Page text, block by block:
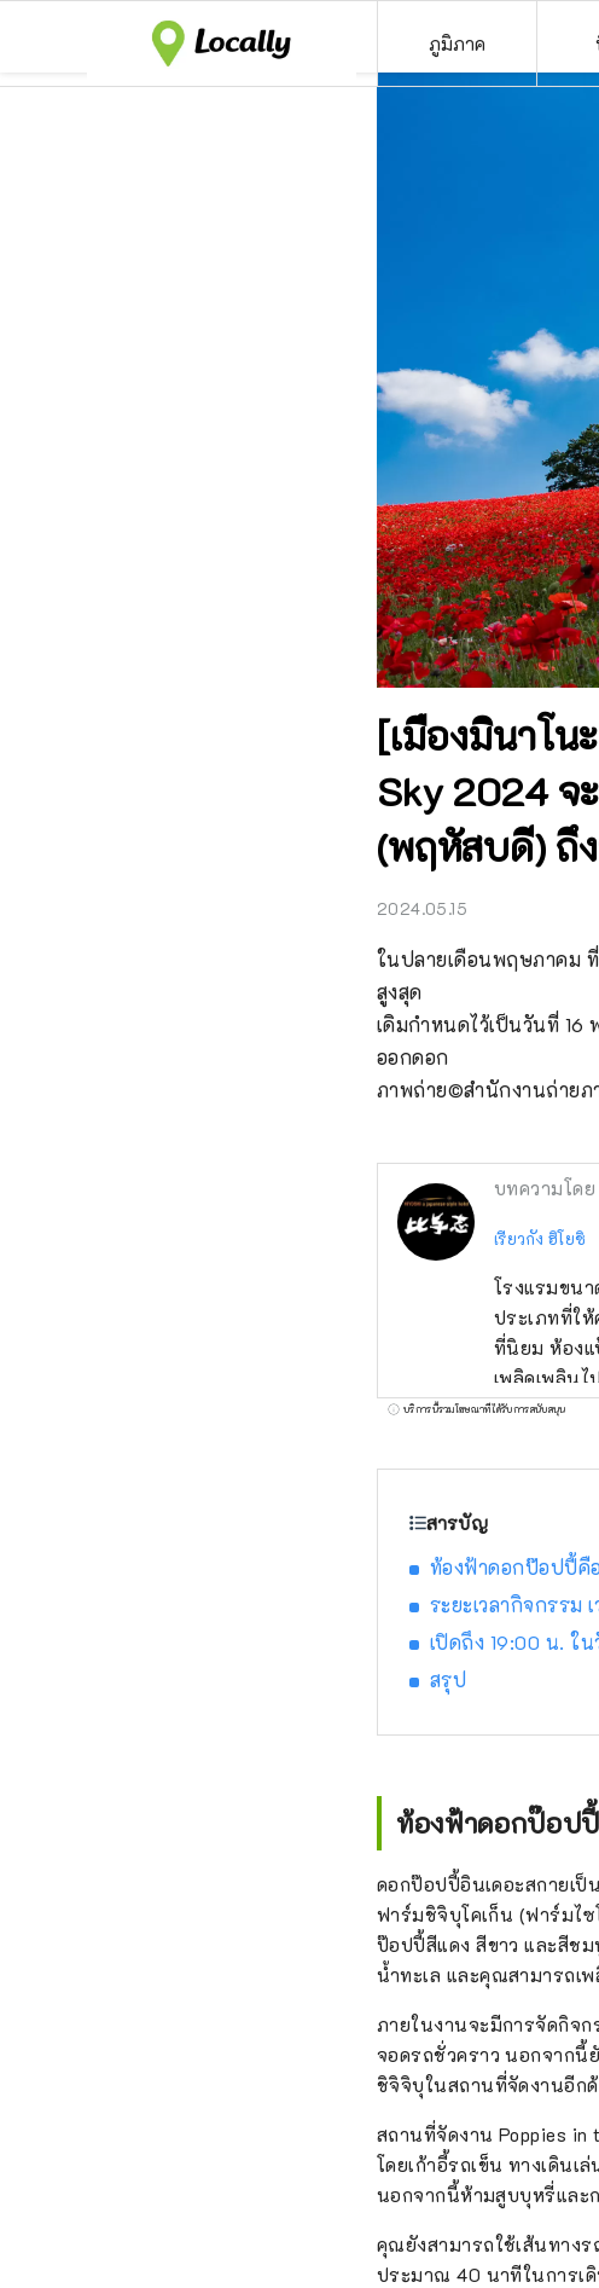
ภูมิภาค
[เมืองมินาโน
Sky 2024 จ
(พฤหัสบดี) ถึ
2024.05.15
ในปลายเดือนพฤษภาคม
สูงสุด
เดิมกำหนดไว้เป็นวันที่
ออกดอก
ภาพถ่าย©สำนักงานถ่ายภ
บทความโดย
เรียวกัง ฮิโยชิ
โรงแรมขน
ประเภทที่ใ
ที่นิยม ห้องแ
เพลิดเพลิน
ตกแต่งด้วย
บริการนี้รวมโฆษณาที่ได้รับการสนับสนุน
สารบัญ
ท้องฟ้าดอกป๊อปปี้คื
ระยะเวลากิจกรรม
เปิดถึง 19:00 น. ใ
สรุป
ท้องฟ้าดอกป๊อป
ดอกป๊อปปี้อินเดอะสกายเ
ฟาร์มชิจิบุโคเก็น (ฟาร์มไ
ป๊อปปี้สีแดง สีขาว และสีช
น้ำทะเล และคุณสามารถเ
ภายในงานจะมีการจัดกิจ
จอดรถชั่วคราว นอกจากนี้
ชิจิจิบุในสถานที่จัดงานอีก
สถานที่จัดงาน Poppies in
โดยเก้าอี้รถเข็น ทางเดิน
นอกจากนี้ห้ามสูบบุหรี่และ
คุณยังสามารถใช้เส้นทางร
ประมาณ 40 นาทีในการเ